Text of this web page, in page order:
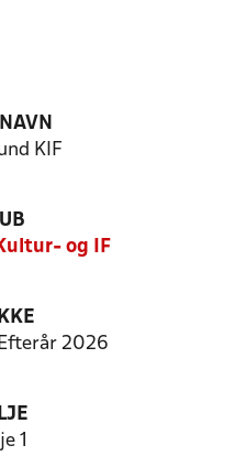
KIF
og IF
Efterår 2026
1